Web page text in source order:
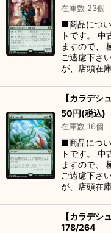
在庫数 23個
■商品につ
トです。 中
ますので、
ご遠慮下さ
が、店頭在
【カラデ
50円(税込)
在庫数 16個
■商品につ
トです。 中
ますので、
ご遠慮下さ
が、店頭在
【カラデ
178/264